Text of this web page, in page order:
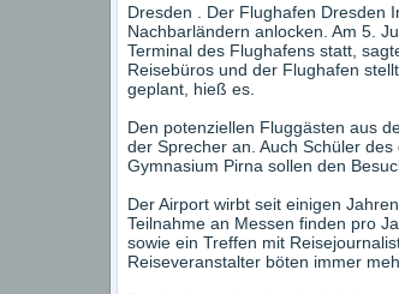
Dresden . Der Flughafen Dresden
Nachbarländern anlocken. Am 5.
Terminal des Flughafens statt,
Reisebüros und der Flughafen
geplant, hieß es.
Den potenziellen Fluggästen aus
der Sprecher an. Auch Schüler
Gymnasium Pirna sollen den
Der Airport wirbt seit einigen
Teilnahme an Messen finden pro
sowie ein Treffen mit
Reiseveranstalter böten immer